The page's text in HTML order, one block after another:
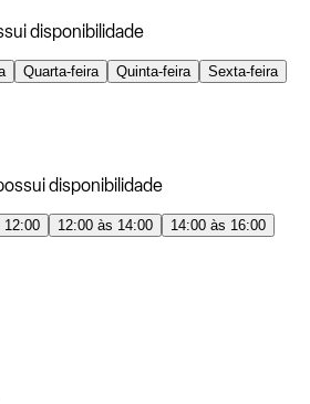
disponibilidade
Quarta-feira Quinta-feira
Sexta-feira
disponibilidade
12:00 12:00 às 14:00
14:00 às 16:00